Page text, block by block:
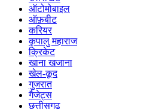
ऑटोमोबाइल
ऑफ़बीट
करियर
कृपालु महाराज
क्रिकेट
खाना खजाना
खेल-कूद
गुजरात
गैजेट्स
छत्तीसगढ़